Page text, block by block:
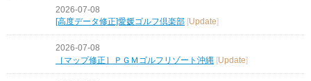
2026-07-08
[高度データ修正]愛媛ゴルフ倶楽部 Update
2026-07-08
［マップ修正］ＰＧＭゴルフリゾート沖縄 [Update]